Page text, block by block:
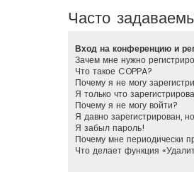
Часто
Вход на конференцию и
Зачем мне нужно
Что такое COPPA?
Почему я не могу
Я только что
Почему я не могу войти?
Я давно зарегистрирован,
Я забыл пароль!
Почему мне периодически
Что делает функция